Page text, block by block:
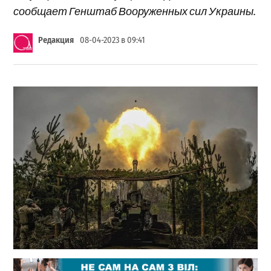
сообщает Генштаб Вооруженных сил Украины.
Редакция 08-04-2023 в 09:41